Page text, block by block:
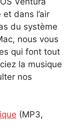
dans l’air
du système
nous vous
qui font tout
la musique
nos
(MP3,